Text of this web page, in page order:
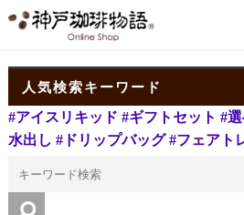
人気検索キーワード
#アイスリキッド #ギフトセット #
水出し #ドリップバッグ #フェアト